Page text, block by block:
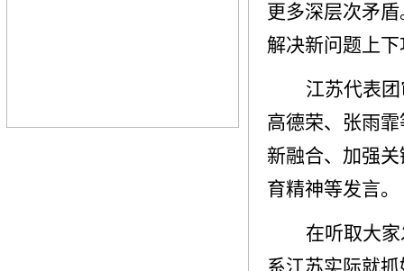
更多深层次矛
解决新问题上
江苏代表
高德荣、张雨霏
新融合、加强
育精神等发言。
在听取大
系江苏实际就抓